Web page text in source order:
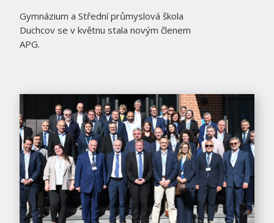
Gymnázium a Střední průmyslová škola
Duchcov se v květnu stala novým členem
APG.